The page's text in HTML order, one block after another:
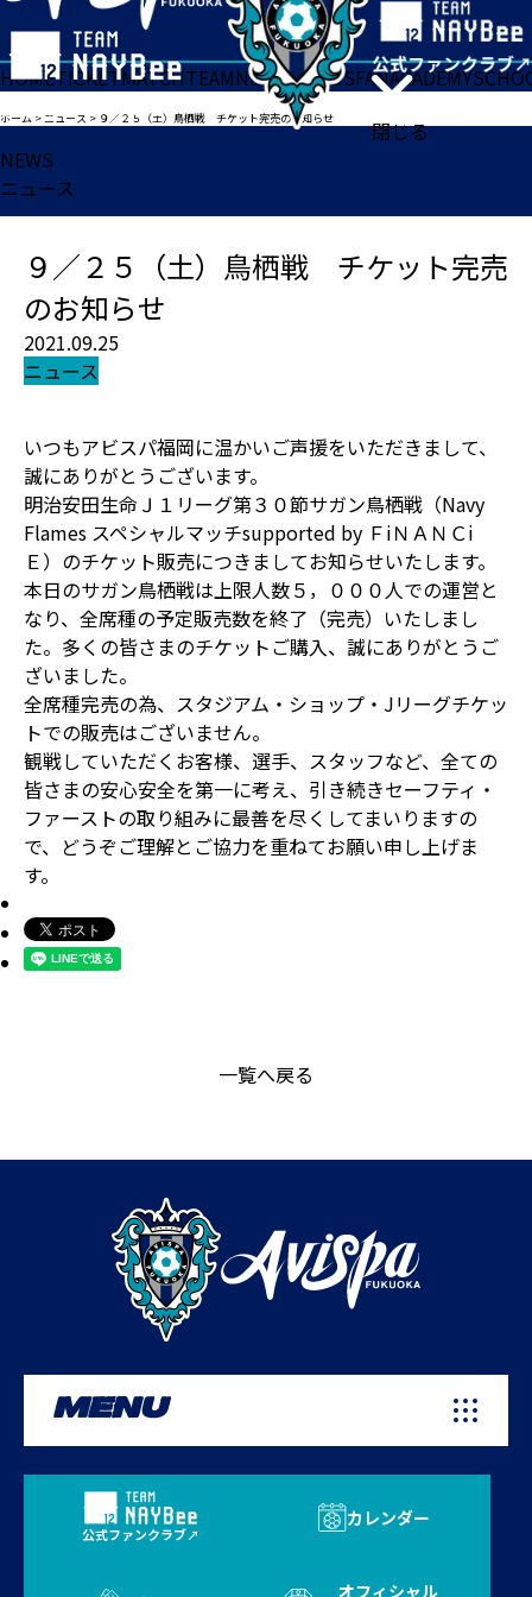
閉じる
HOMETICKETMATCHTEAMNEWSGOODSFANACADEMY
ホーム >ニュース > ９／２５（土）鳥栖戦 チケット完売のお知らせ
NEWS
ニュース
９／２５（土）鳥栖戦 チケット完売
のお知らせ
2021.09.25
ニュース
いつもアビスパ福岡に温かいご声援をいただきまして、
誠にありがとうございます。
明治安田生命Ｊ１リーグ第３０節サガン鳥栖戦（Navy
Flames スペシャルマッチsupported by ＦiＮＡＮＣi
Ｅ）のチケット販売につきましてお知らせいたします。
本日のサガン鳥栖戦は上限人数５，０００人での運営と
なり、全席種の予定販売数を終了（完売）いたしまし
た。多くの皆さまのチケットご購入、誠にありがとうご
ざいました。
全席種完売の為、スタジアム・ショップ・Jリーグチケッ
トでの販売はございません。
観戦していただくお客様、選手、スタッフなど、全ての
皆さまの安心安全を第一に考え、引き続きセーフティ・
ファーストの取り組みに最善を尽くしてまいりますの
で、どうぞご理解とご協力を重ねてお願い申し上げま
す。
一覧へ戻る
MENU
公式ファンクラブ
カレンダー
オフィシャル